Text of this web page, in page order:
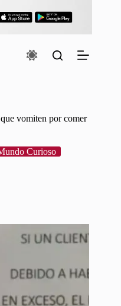
vomiten por comer
Curioso